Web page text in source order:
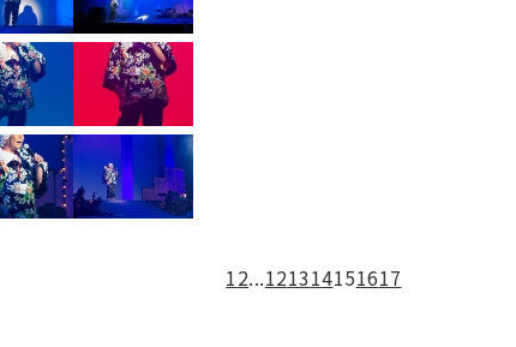
12...121314151617